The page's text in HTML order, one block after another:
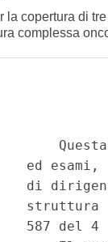
copertura di
complessa